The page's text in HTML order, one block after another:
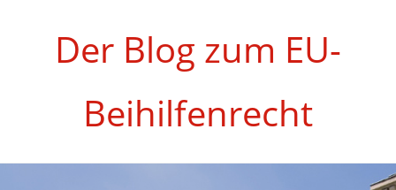
Der Blog zum EU-
Beihilfenrecht